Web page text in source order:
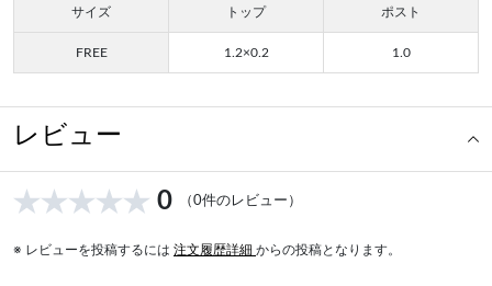
サイズ トップ ポスト
FREE 1.2×0.2 1.0
レビュー
0 （0件のレビュー）
※ レビューを投稿するには 注文履歴詳細 からの投稿となります。